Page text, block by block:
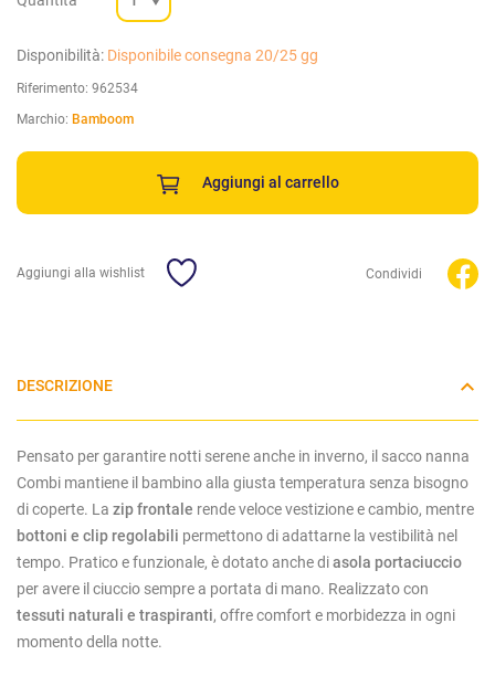
Disponibilità: Disponibile consegna 20/25 gg
Riferimento: 962534
Marchio: Bamboom
Aggiungi al carrello
Aggiungi alla wishlist Condividi
DESCRIZIONE
Pensato per garantire notti serene anche in inverno, il sacco nanna
Combi mantiene il bambino alla giusta temperatura senza bisogno
di coperte. La zip frontale rende veloce vestizione e cambio, mentre
bottoni e clip regolabili permettono di adattarne la vestibilità nel
tempo. Pratico e funzionale, è dotato anche diasola portaciuccio
per avere il ciuccio sempre a portata di mano. Realizzato con
tessuti naturali e traspiranti, offre comfort e morbidezza in ogni
momento della notte.